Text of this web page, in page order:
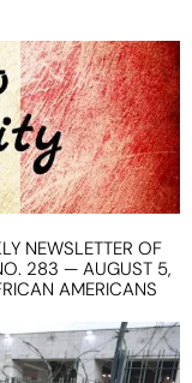
NEWSLETTER OF
283 — AUGUST 5,
AMERICANS